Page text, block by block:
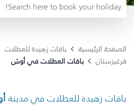
الصفحة الرئيسية باقات زهيدة للعطلات
قرغيزستان
باقات العطلات في أوش
باقات زهيدة للعطلات في مدينة